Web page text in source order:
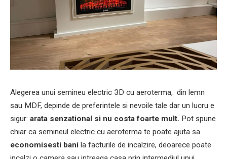
Alegerea unui semineu electric 3D cu aeroterma, din lemn
sau MDF, depinde de preferintele si nevoile tale dar un lucru e
sigur: arata senzational si nu costa foarte mult. Pot spune
chiar ca semineul electric cu aeroterma te poate ajuta sa
economisesti bani la facturile de incalzire, deoarece poate